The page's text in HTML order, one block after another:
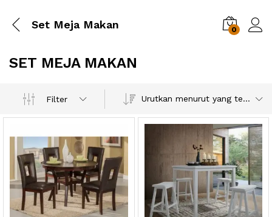
Set Meja Makan 0
SET MEJA MAKAN
Filter Urutkan menurut yang terbaru